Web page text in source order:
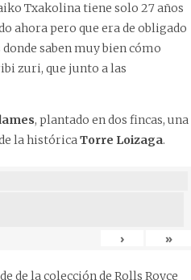
Txakolina tiene solo 27 años
ahora pero que era de obligado
saben muy bien cómo
zuri, que junto a las
, plantado en dos fincas, una
la históricaTorre Loizaga.
› »
de la colección de Rolls Royce